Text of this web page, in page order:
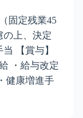
固定残業45
の上、決定
【賞与】
・給与改定
健康増進手